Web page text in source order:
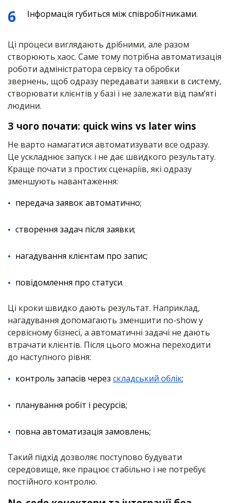
Інформація губиться між співробітниками.
Ці процеси виглядають дрібними, але разом
створюють хаос. Саме тому потрібна автоматизація
роботи адміністратора сервісу та обробки
звернень, щоб одразу передавати заявки в систему,
створювати клієнтів у базі і не залежати від пам’яті
людини.
З чого почати: quick wins vs later wins
Не варто намагатися автоматизувати все одразу.
Це ускладнює запуск і не дає швидкого результату.
Краще почати з простих сценаріїв, які одразу
зменшують навантаження:
передача заявок автоматично;
створення задач після заявки;
нагадування клієнтам про запис;
повідомлення про статуси.
Ці кроки швидко дають результат. Наприклад,
нагадування допомагають зменшити no-show у
сервісному бізнесі, а автоматичні задачі не дають
втрачати клієнтів. Після цього можна переходити
до наступного рівня:
контроль запасів через складський облік;
планування робіт і ресурсів;
повна автоматизація замовлень;
Такий підхід дозволяє поступово будувати
середовище, яке працює стабільно і не потребує
постійного контролю.